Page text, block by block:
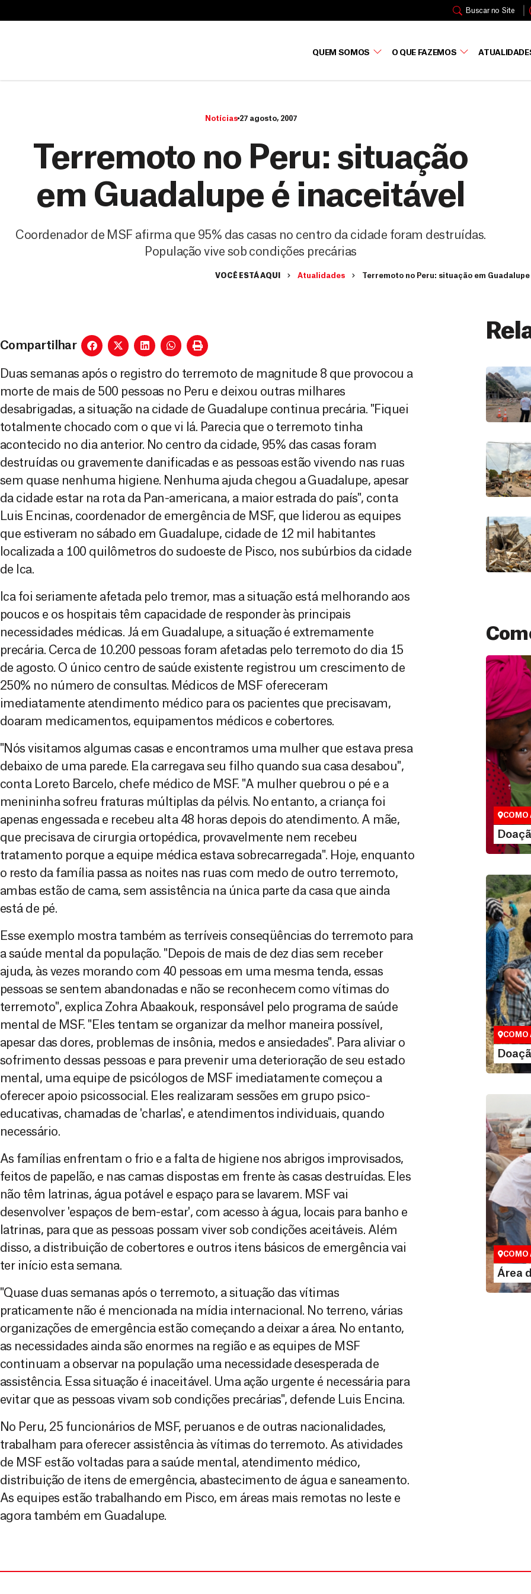
Buscar no Site
QUEM SOMOS O QUE FAZEMOS
c
Notícias 27 agosto, 2007
Terremoto no Peru: situação
em Guadalupe é inaceitável
Coordenador de MSF afirma que 95% das casas no centro da cidade foram destruídas.
População vive sob condições precárias
VOCÊ ESTÁ AQUI Atualidades Terremoto no Peru: situação em
Compartilhar
Duas semanas após o registro do terremoto de magnitude 8 que provocou a
morte de mais de 500 pessoas no Peru e deixou outras milhares
desabrigadas, a situação na cidade de Guadalupe continua precária. "Fiquei
totalmente chocado com o que vi lá. Parecia que o terremoto tinha
acontecido no dia anterior. No centro da cidade, 95% das casas foram
destruídas ou gravemente danificadas e as pessoas estão vivendo nas ruas
sem quase nenhuma higiene. Nenhuma ajuda chegou a Guadalupe, apesar
da cidade estar na rota da Pan-americana, a maior estrada do país", conta
Luis Encinas, coordenador de emergência de MSF, que liderou as equipes
que estiveram no sábado em Guadalupe, cidade de 12 mil habitantes
localizada a 100 quilômetros do sudoeste de Pisco, nos subúrbios da cidade
de Ica.
Ica foi seriamente afetada pelo tremor, mas a situação está melhorando aos
poucos e os hospitais têm capacidade de responder às principais
necessidades médicas. Já em Guadalupe, a situação é extremamente
precária. Cerca de 10.200 pessoas foram afetadas pelo terremoto do dia 15
de agosto. O único centro de saúde existente registrou um crescimento de
250% no número de consultas. Médicos de MSF ofereceram
imediatamente atendimento médico para os pacientes que precisavam,
doaram medicamentos, equipamentos médicos e cobertores.
"Nós visitamos algumas casas e encontramos uma mulher que estava presa
debaixo de uma parede. Ela carregava seu filho quando sua casa desabou",
conta Loreto Barcelo, chefe médico de MSF. "A mulher quebrou o pé e a
menininha sofreu fraturas múltiplas da pélvis. No entanto, a criança foi
apenas engessada e recebeu alta 48 horas depois do atendimento. A mãe,
que precisava de cirurgia ortopédica, provavelmente nem recebeu
tratamento porque a equipe médica estava sobrecarregada". Hoje, enquanto
o resto da família passa as noites nas ruas com medo de outro terremoto,
ambas estão de cama, sem assistência na única parte da casa que ainda
está de pé.
Esse exemplo mostra também as terríveis conseqüências do terremoto para
a saúde mental da população. "Depois de mais de dez dias sem receber
ajuda, às vezes morando com 40 pessoas em uma mesma tenda, essas
pessoas se sentem abandonadas e não se reconhecem como vítimas do
terremoto", explica Zohra Abaakouk, responsável pelo programa de saúde
mental de MSF. "Eles tentam se organizar da melhor maneira possível,
apesar das dores, problemas de insônia, medos e ansiedades". Para aliviar o
sofrimento dessas pessoas e para prevenir uma deterioração de seu estado
mental, uma equipe de psicólogos de MSF imediatamente começou a
oferecer apoio psicossocial. Eles realizaram sessões em grupo psico-
educativas, chamadas de 'charlas', e atendimentos individuais, quando
necessário.
As famílias enfrentam o frio e a falta de higiene nos abrigos improvisados,
feitos de papelão, e nas camas dispostas em frente às casas destruídas. Eles
não têm latrinas, água potável e espaço para se lavarem. MSF vai
desenvolver 'espaços de bem-estar', com acesso à água, locais para banho e
latrinas, para que as pessoas possam viver sob condições aceitáveis. Além
disso, a distribuição de cobertores e outros itens básicos de emergência vai
ter início esta semana.
"Quase duas semanas após o terremoto, a situação das vítimas
praticamente não é mencionada na mídia internacional. No terreno, várias
organizações de emergência estão começando a deixar a área. No entanto,
as necessidades ainda são enormes na região e as equipes de MSF
continuam a observar na população uma necessidade desesperada de
assistência. Essa situação é inaceitável. Uma ação urgente é necessária para
evitar que as pessoas vivam sob condições precárias", defende Luis Encina.
No Peru, 25 funcionários de MSF, peruanos e de outras nacionalidades,
trabalham para oferecer assistência às vítimas do terremoto. As atividades
de MSF estão voltadas para a saúde mental, atendimento médico,
distribuição de itens de emergência, abastecimento de água e saneamento.
As equipes estão trabalhando em Pisco, em áreas mais remotas no leste e
agora também em Guadalupe.
Doação
São as
que nos
vidas em
COMO
Você
maneiras,
valor que
COMO
Área
Espaço
COMO
Área
a